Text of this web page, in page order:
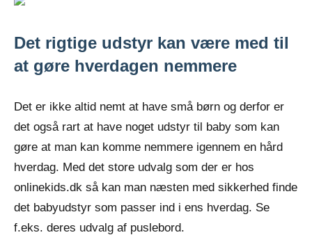
Det rigtige udstyr kan være med til
at gøre hverdagen nemmere
Det er ikke altid nemt at have små børn og derfor er
det også rart at have noget udstyr til baby som kan
gøre at man kan komme nemmere igennem en hård
hverdag. Med det store udvalg som der er hos
onlinekids.dk så kan man næsten med sikkerhed finde
det babyudstyr som passer ind i ens hverdag. Se
f.eks. deres udvalg af puslebord.